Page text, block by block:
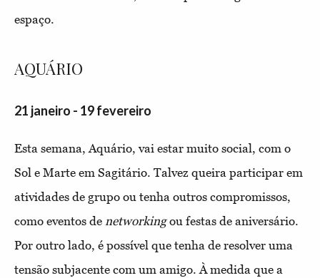
espaço.
AQUÁRIO
21 janeiro - 19 fevereiro
Esta semana, Aquário, vai estar muito social, com o
Sol e Marte em Sagitário. Talvez queira participar em
atividades de grupo ou tenha outros compromissos,
como eventos de networkingou festas de aniversário.
Por outro lado, é possível que tenha de resolver uma
tensão subjacente com um amigo. À medida que a